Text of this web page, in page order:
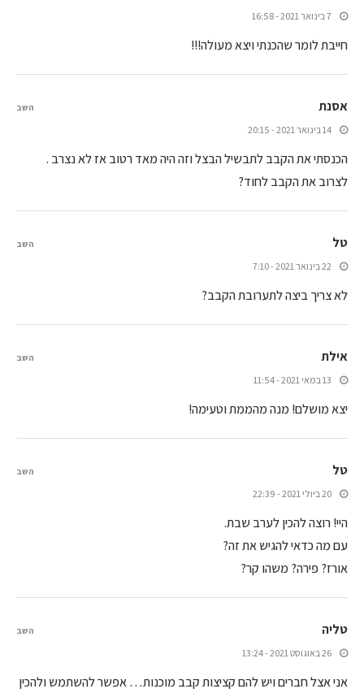
7 בינואר 2021 - 16:58
חייבת לומר שהכנתי ויצא מעולה!!!
אסנת
14 בינואר 2021 - 20:15
הכנסתי את הקבב לתבשיל הבצל וזה היה מאד רטוב אז לא נצרב .
לצרוב את הקבב לחוד?
השב
טל
22 בינואר 2021 - 7:10
לא צריך ביצה לתערובת הקבב?
השב
אילת
13 במאי 2021 - 11:54
יצא מושלם! מנה מהממת וטעימה!
השב
טל
20 ביולי 2021 - 22:39
היי! רוצה להכין לערב שבת.
עם מה כדאי להגיש את זה?
אורז? פירה? משהו קר?
השב
טליה
26 באוגוסט 2021 - 13:24
אני אצל חברים ויש להם קציצות קבב מוכנות… אפשר להשתמש ולהכין
השב